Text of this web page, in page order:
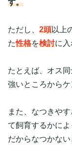
す。
ただし、 2頭以上
た性格を検討に入
たとえば、オス同
強いところからケ
また、なつきや
て飼育するかによ
だからなつかない